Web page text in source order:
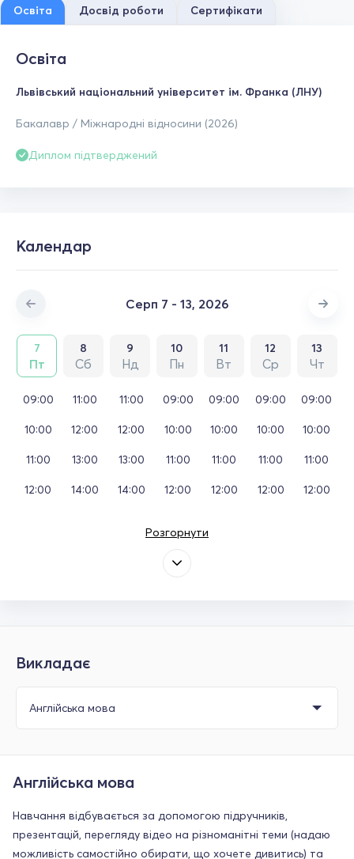
Освіта Досвід роботи Сертифікати
Освіта
Львівський національний університет ім. Франка (ЛНУ)
Бакалавр / Міжнародні відносини (2026)
Диплом підтверджений
Календар
Серп 7 - 13, 2026
7
Пт
8
Сб
9
Нд
10
Пн
11
Вт
12
Ср
13
Чт
09:00
10:00
11:00
12:00
11:00
12:00
13:00
14:00
11:00
12:00
13:00
14:00
09:00
10:00
11:00
12:00
09:00
10:00
11:00
12:00
09:00
10:00
11:00
12:00
09:00
10:00
11:00
12:00
Розгорнути
Викладає
Англійська мова
Навчання відбувається за допомогою підручників,
презентацій, перегляду відео на різноманітні теми (надаю
можливість самостійно обирати, що хочете дивитись) та